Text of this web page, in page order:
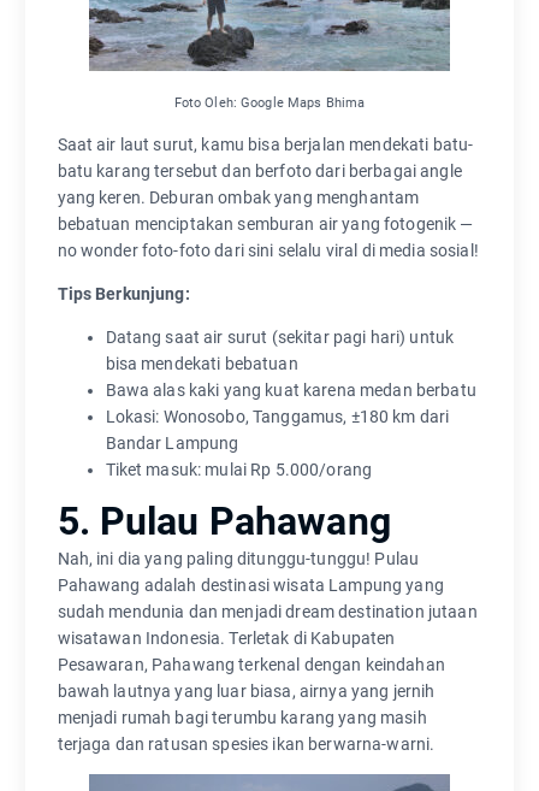
Foto Oleh: Google Maps Bhima
Saat air laut surut, kamu bisa berjalan mendekati batu-
batu karang tersebut dan berfoto dari berbagai angle
yang keren. Deburan ombak yang menghantam
bebatuan menciptakan semburan air yang fotogenik —
no wonder foto-foto dari sini selalu viral di media sosial!
Tips Berkunjung:
Datang saat air surut (sekitar pagi hari) untuk
bisa mendekati bebatuan
Bawa alas kaki yang kuat karena medan berbatu
Lokasi: Wonosobo, Tanggamus, ±180 km dari
Bandar Lampung
Tiket masuk: mulai Rp 5.000/orang
5. Pulau Pahawang
Nah, ini dia yang paling ditunggu-tunggu! Pulau
Pahawang adalah destinasi wisata Lampung yang
sudah mendunia dan menjadi dream destination jutaan
wisatawan Indonesia. Terletak di Kabupaten
Pesawaran, Pahawang terkenal dengan keindahan
bawah lautnya yang luar biasa, airnya yang jernih
menjadi rumah bagi terumbu karang yang masih
terjaga dan ratusan spesies ikan berwarna-warni.